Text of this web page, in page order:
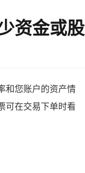
资金或股
和您账户的资产情
可在交易下单时看